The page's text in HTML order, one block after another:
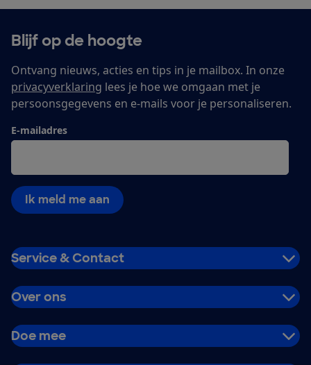
Blijf op de hoogte
Ontvang nieuws, acties en tips in je mailbox. In onze
privacyverklaring lees je hoe we omgaan met je
persoonsgegevens en e-mails voor je personaliseren.
E-mailadres
Ik meld me aan
Service & Contact
Over ons
Doe mee